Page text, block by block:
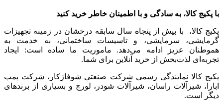
با پکیج کالا، به سادگی و با اطمینان خاطر خرید کنید
پکیج کالا، با بیش از پنجاه سال سابقه درخشان در زمینه تجهیزات
گرمایشی، سرمایشی، و تاسیسات ساختمانی، به خدمت به
هموطنان عزیز ادامه می‌دهد. ماموریت ما ساده است: ایجاد
تجربه‌ای لذت‌بخش از خرید آنلاین برای شما.
پکیج کالا نمایندگی رسمی شرکت صنعتی شوفاژکار، شرکت پمپ
ابارا، شیرآلات راسان، شیرآلات شودر، لورچ و بسیاری از برندهای
دیگر است.